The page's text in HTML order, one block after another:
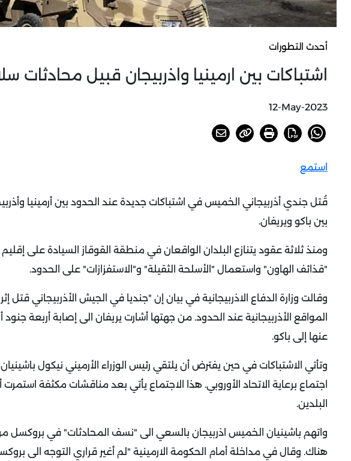
أحدث التطورات
اشتباكات بين ارمينيا واذربيجان قبيل
12-May-2023
استمع
قُتل جندي أذربيجاني الخميس في اشتباكات جديدة عند الحدود بين أرمينيا
بين باكو ويريفان.
ومنذ ثلاثة عقود يتنازع البلدان الواقعان في منطقة القوقاز السيادة على
"قذائف الهاون" واستعمال "الأسلحة الثقيلة" و"الاستفزازات" على الحدود.
وقالت وزارة الدفاع الاذربيجانية في بيان إن "جنديا في الجيش الأذربيجاني قتل
المواقع الأذربيجانية عند الحدود. من جهتها أشارت يريفان الى إصابة أربعة
عنها إلى باكو.
وتأتي الاشتباكات في حين يفترض أن يلتقي رئيس الوزراء الأرميني نيكول
اجتماع برعاية الاتحاد الأوروبي. هذا الاجتماع يأتي بعد مناقشات مكثفة
البلدين.
واتهم باشينيان الخميس اذربيجان بالسعي الى "نسف المحادثات" في بروكسل
هناك. وقال في مداخلة أمام الحكومة الارمينية "لم أغير قراري التوجه الى